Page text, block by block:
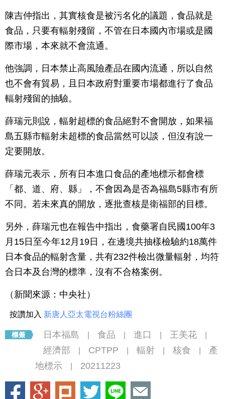
陳吉仲指出，其實核食是被污名化的議題，食品就是
食品，只要有輻射殘留，不管在日本國內市場或是國
際市場，本來就不會流通。
他強調，日本禁止高風險產品在國內流通，所以自然
也不會有貿易，且日本政府對重要市場都進行了食品
輻射殘留的抽驗。
薛瑞元則說，輻射超標的食品絕對不會開放，如果福
島五縣市輻射未超標的食品當然可以談，但沒有說一
定要開放。
薛瑞元表示，所有日本進口食品的產地標示都會標
「都、道、府、縣」，不會因為是否為福島5縣市有所
不同。若未來真的開放，逐批查核是衛福部的目標。
另外，薛瑞元也在報告中指出，食藥署自民國100年3
月15日至今年12月19日，在邊境共抽樣檢驗約18萬件
日本食品的輻射含量，共有232件檢出微量輻射，均符
合日本及台灣的標準，沒有不合格案例。
（新聞來源：中央社）
按讚加入 新唐人亞太電視台粉絲團
日本福島 食品 進口 王美花
經濟部 CPTPP 輻射 核食
產
地標示
20211223